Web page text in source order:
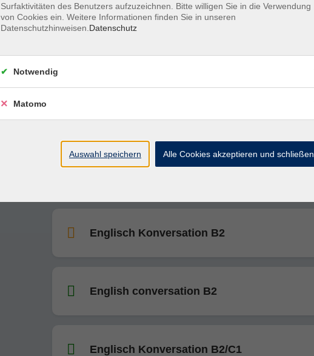
Englisch Konversation – Mittelstufe B1
Englisch Konversation B2
English conversation B2
Englisch Konversation B2/C1
Surfaktivitäten des Benutzers aufzuzeichnen. Bitte willigen Sie in die Verwendung
von Cookies ein. Weitere Informationen finden Sie in unseren
Datenschutzhinweisen. Datenschutz
Notwendig
Matomo
Auswahl speichern Alle Cookies akzeptieren und schließen